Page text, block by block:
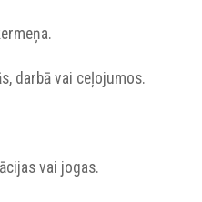
darbā vai ceļojumos.
vai jogas.